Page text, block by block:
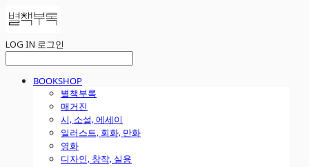
LOG IN 로그인
BOOKSHOP
별책부록
매거진
시, 소설, 에세이
일러스트, 회화, 만화
영화
디자인, 창작, 실용